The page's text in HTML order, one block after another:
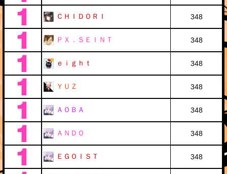
ＣＨＩＤＯＲＩ 348
ＰＸ．ＳＥＩＮＴ 348
ｅｉｇｈｔ 348
ＹＵＺ 348
ＡＯＢＡ 348
ＡＮＤＯ 348
ＥＧＯＩＳＴ 348